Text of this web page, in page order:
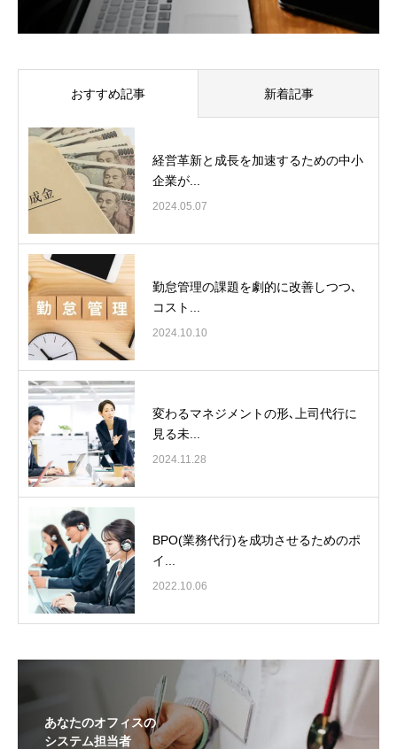
おすすめ記事 新着記事
経営革新と成長を加速するための中小
企業が...
2024.05.07
勤怠管理の課題を劇的に改善しつつ､
コスト...
2024.10.10
変わるマネジメントの形､上司代行に
見る未...
2024.11.28
BPO(業務代行)を成功させるためのポ
イ...
2022.10.06
あなたのオフィスの
システム担当者